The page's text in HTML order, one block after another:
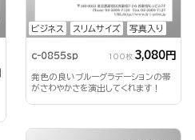
ビジネス スリムサイズ 写真入り
c-0855sp 100枚 3,080円
発色の良いブルーグラデーションの帯
がさわやかさを演出してくれます！